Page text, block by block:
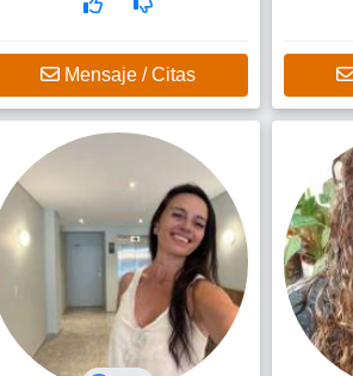
Mensaje / Citas